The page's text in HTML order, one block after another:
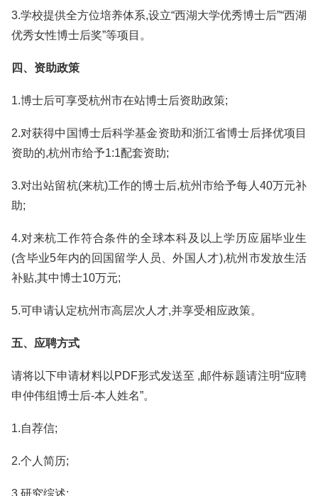
3.学校提供全方位培养体系,设立“西湖大学优秀博士后”“西湖
优秀女性博士后奖”等项目。
四、资助政策
1.博士后可享受杭州市在站博士后资助政策;
2.对获得中国博士后科学基金资助和浙江省博士后择优项目
资助的,杭州市给予1:1配套资助;
3.对出站留杭(来杭)工作的博士后,杭州市给予每人40万元补
助;
4.对来杭工作符合条件的全球本科及以上学历应届毕业生
(含毕业5年内的回国留学人员、外国人才),杭州市发放生活
补贴,其中博士10万元;
5.可申请认定杭州市高层次人才,并享受相应政策。
五、应聘方式
请将以下申请材料以PDF形式发送至 ,邮件标题请注明“应聘
申仲伟组博士后-本人姓名”。
1.自荐信;
2.个人简历;
3.研究综述;